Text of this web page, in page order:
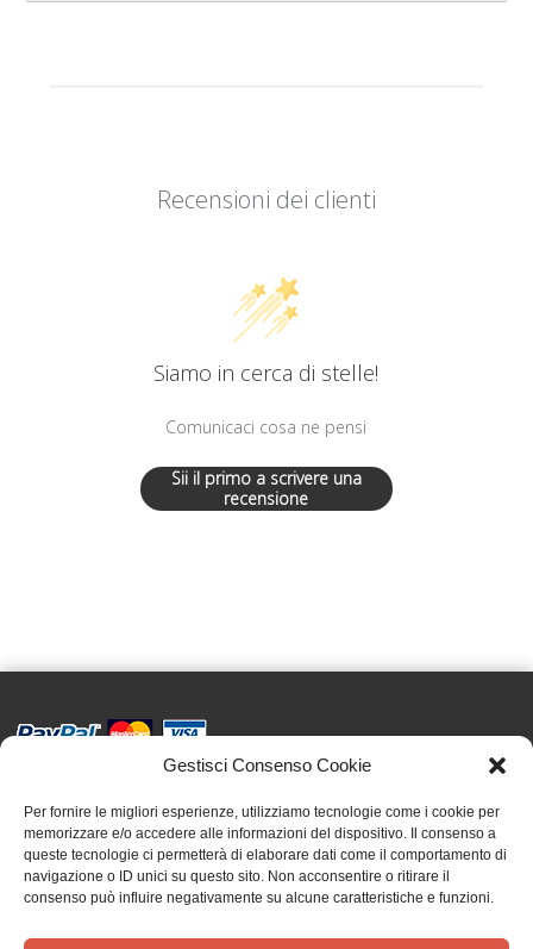
Gestisci Consenso Cookie
Per fornire le migliori esperienze, utilizziamo tecnologie come i cookie per
memorizzare e/o accedere alle informazioni del dispositivo. Il consenso a
queste tecnologie ci permetterà di elaborare dati come il comportamento di
navigazione o ID unici su questo sito. Non acconsentire o ritirare il
consenso può influire negativamente su alcune caratteristiche e funzioni.
Recensioni dei clienti
Siamo in cerca di stelle!
Comunicaci cosa ne pensi
Sii il primo a scrivere una
recensione
C.F. e P.IVA 09655250018
Via Tre Denti, 1 - 10060 Cantalupa (TO)
Telefono: (+39) 0121 353452 - Fax: (+39) 0121 353839
info@effata.it